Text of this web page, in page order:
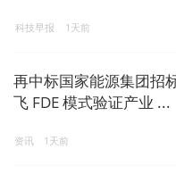
科技早报 1天前
再中标国家能源集团招
飞 FDE 模式验证产业 ...
资讯 1天前